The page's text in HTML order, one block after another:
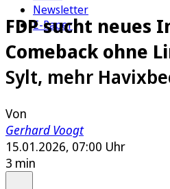
Newsletter
E-Paper
FDP sucht neues
Comeback ohne
Sylt, mehr
Von
Gerhard Voogt
15.01.2026, 07:00 Uhr
3 min